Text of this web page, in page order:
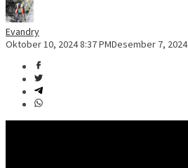
Evandry
Oktober 10, 2024 8:37 PMDesember 7, 2024